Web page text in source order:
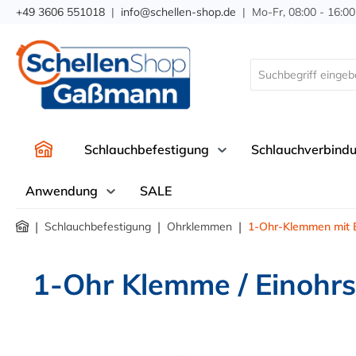
Zur Hauptnavigation springen
+49 3606 551018 | info@schellen-shop.de | Mo-Fr, 08:00 -
Schlauchbefestigung
Anwendung SALE
| Schlauchbefestigung | Ohrklemmen | 1-Ohr-Klemmen mit
1-Ohr Klemme /